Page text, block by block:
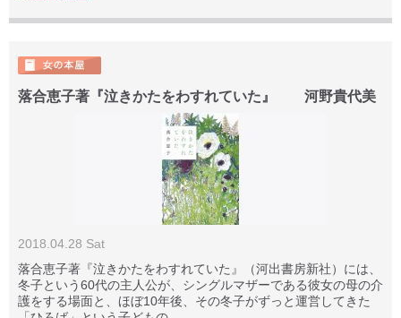
落合恵子著『泣きかたをわすれていた』 河野貴代美
2018.04.28 Sat
落合恵子著『泣きかたをわすれていた』（河出書房新社）には、
冬子という60代の主人公が、シングルマザーである彼女の母の介
護をする場面と、ほぼ10年後、その冬子がずっと運営してきた